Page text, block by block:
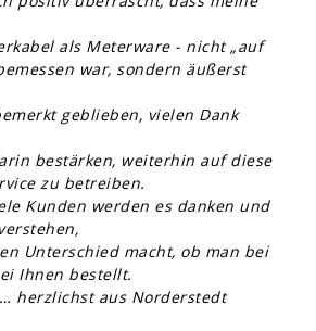
als Meterware - nicht „auf
war, sondern äußerst
geblieben, vielen Dank
bestärken, weiterhin auf diese
zu betreiben.
Kunden werden es danken und
Unterschied macht, ob man bei
Ihnen bestellt.
herzlichst aus Norderstedt